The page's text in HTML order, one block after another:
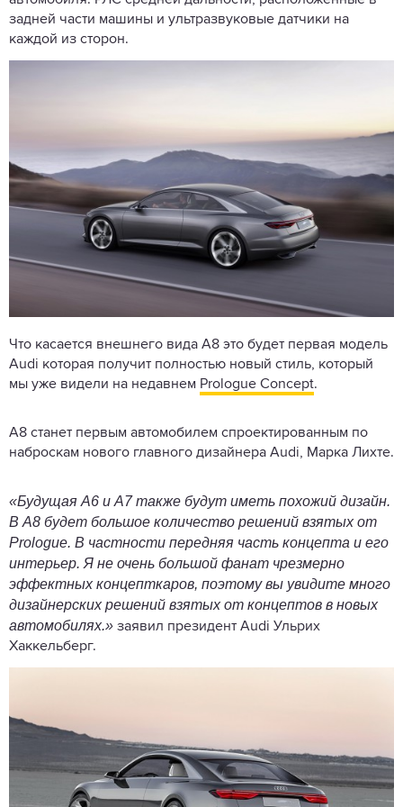
задней части машины и ультразвуковые датчики на
каждой из сторон.
Что касается внешнего вида A8 это будет первая модель
Audi которая получит полностью новый стиль, который
мы уже видели на недавнем Prologue Concept.
A8 станет первым автомобилем спроектированным по
наброскам нового главного дизайнера Audi, Марка Лихте.
«Будущая A6 и A7 также будут иметь похожий дизайн.
В A8 будет большое количество решений взятых от
Prologue. В частности передняя часть концепта и его
интерьер. Я не очень большой фанат чрезмерно
эффектных концепткаров, поэтому вы увидите много
дизайнерских решений взятых от концептов в новых
автомобилях.» заявил президент Audi Ульрих
Хаккельберг.